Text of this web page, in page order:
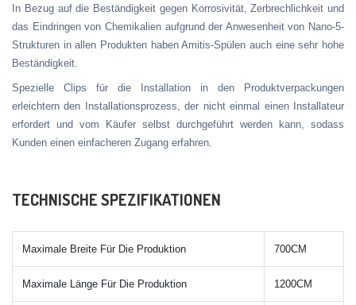
In Bezug auf die Beständigkeit gegen Korrosivität, Zerbrechlichkeit und
das Eindringen von Chemikalien aufgrund der Anwesenheit von Nano-5-
Strukturen in allen Produkten haben Amitis-Spülen auch eine sehr hohe
Beständigkeit.
Spezielle Clips für die Installation in den Produktverpackungen
erleichtern den Installationsprozess, der nicht einmal einen Installateur
erfordert und vom Käufer selbst durchgeführt werden kann, sodass
Kunden einen einfacheren Zugang erfahren.
TECHNISCHE SPEZIFIKATIONEN
Maximale Breite Für Die Produktion 700CM
Maximale Länge Für Die Produktion 1200CM